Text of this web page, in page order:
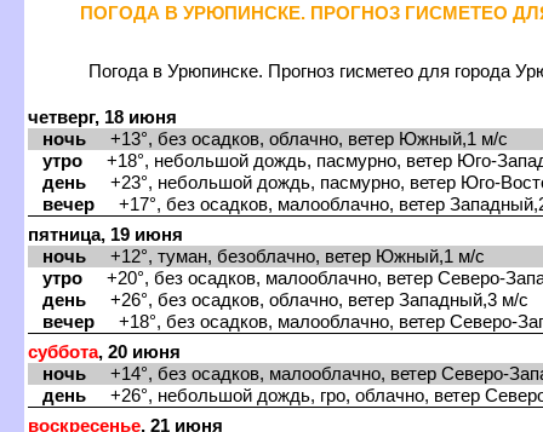
ПОГОДА В УРЮПИНСКЕ. ПРОГНОЗ ГИСМЕТЕО
Погода в Урюпинске. Прогноз гисметео для города
четверг, 18 июня
ночь +13°, без осадков, облачно, ветер Южный,1 м/с
утро +18°, небольшой дождь, пасмурно, ветер Юго-
день +23°, небольшой дождь, пасмурно, ветер Юго-
ечер +17°, без осадков, малооблачно, ветер
пятница, 19 июня
ночь +12°, туман, безоблачно, ветер Южный,1 м/с
утро +20°, без осадков, малооблачно, ветер Северо-
день +26°, без осадков, облачно, ветер Западный,3 м/с
ечер +18°, без осадков, малооблачно, ветер Северо-
суббота, 20 июня
ночь +14°, без осадков, малооблачно, ветер Северо-
день +26°, небольшой дождь, гро, облачно, ветер
оскресенье, 21 июня